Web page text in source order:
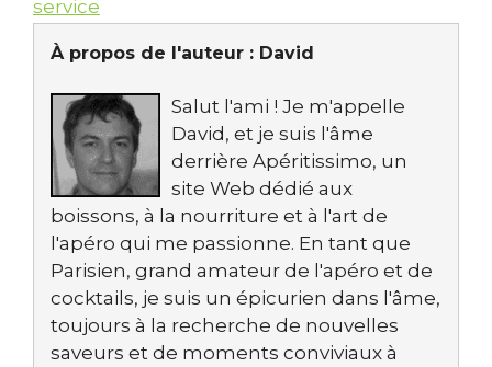
service
À propos de l'auteur : David
Salut l'ami ! Je m'appelle
David, et je suis l'âme
derrière Apéritissimo, un
site Web dédié aux
boissons, à la nourriture et à l'art de
l'apéro qui me passionne. En tant que
Parisien, grand amateur de l'apéro et de
cocktails, je suis un épicurien dans l'âme,
toujours à la recherche de nouvelles
saveurs et de moments conviviaux à